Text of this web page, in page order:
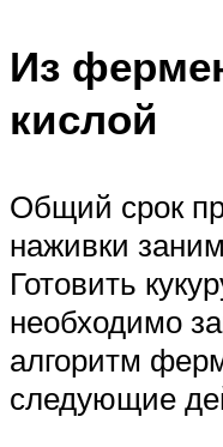
Из
кислой
Общий срок
наживки
Готовить
необходимо
алгоритм
следующие